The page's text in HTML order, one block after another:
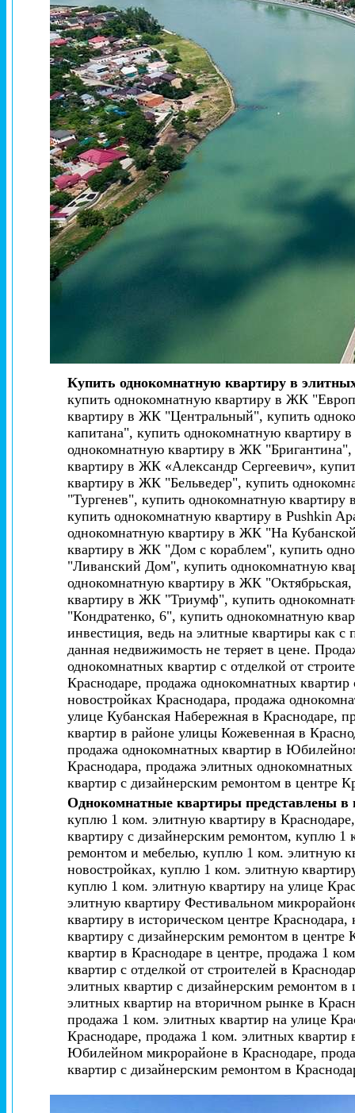
Купить однокомнатную квартиру в
купить однокомнатную квартиру в ЖК
квартиру в ЖК "Центральный", купить
капитана", купить однокомнатную
однокомнатную квартиру в ЖК
квартиру в ЖК «Александр Сергеевич»,
квартиру в ЖК "Бельведер", купить
"Тургенев", купить однокомнатную
купить однокомнатную квартиру в Pushkin
однокомнатную квартиру в ЖК "На
квартиру в ЖК "Дом с кораблем", купить
"Ливанский Дом", купить однокомнатную
однокомнатную квартиру в ЖК
квартиру в ЖК "Триумф", купить
"Кондратенко, 6", купить однокомнатную
инвестиция, ведь на элитные квартиры как
данная недвижимость не теряет в цене.
однокомнатных квартир с отделкой от
Краснодаре, продажа однокомнатных
новостройках Краснодара, продажа
улице Кубанская Набережная в Краснодаре,
квартир в районе улицы Кожевенная в
продажа однокомнатных квартир в
Краснодара, продажа элитных
квартир с дизайнерским ремонтом в центре
Однокомнатные квартиры представлены
куплю 1 ком. элитную квартиру в
квартиру с дизайнерским ремонтом, куплю 1
ремонтом и мебелью, куплю 1 ком. элитную
новостройках, куплю 1 ком. элитную
куплю 1 ком. элитную квартиру на улице
элитную квартиру Фестивальном
квартиру в историческом центре
квартиру с дизайнерским ремонтом в
квартир в Краснодаре в центре, продажа 1
квартир с отделкой от строителей в
элитных квартир с дизайнерским ремонтом
элитных квартир на вторичном рынке в
продажа 1 ком. элитных квартир на улице
Краснодаре, продажа 1 ком. элитных
Юбилейном микрорайоне в Краснодаре,
квартир с дизайнерским ремонтом в